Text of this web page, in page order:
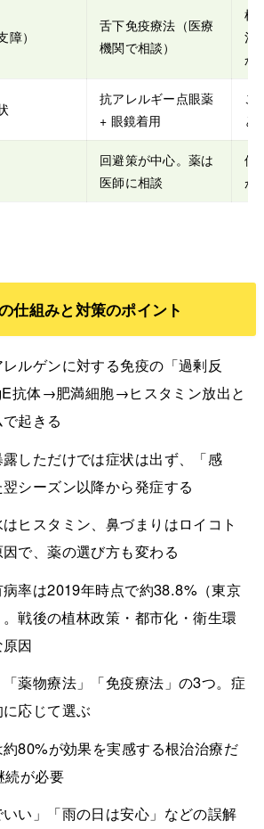
）
舌下免疫療法（医療
機関で相談）
根
治
か
抗アレルギー点眼薬
+ 眼鏡着用
こ
と
回避策が中心。薬は
医師に相談
使
が
仕組みと対策のポイント
ルゲンに対する免疫の「過剰反
抗体→肥満細胞→ヒスタミン放出と
起きる
しただけでは症状は出ず、「感
シーズン以降から発症する
ヒスタミン、鼻づまりはロイコト
で、薬の選び方も変わる
率は2019年時点で約38.8%（東京
戦後の植林政策・都市化・衛生環
因
薬物療法」「免疫療法」の3つ。症
応じて選ぶ
80%が効果を実感する根治治療だ
続が必要
いい」「雨の日は安心」などの誤解